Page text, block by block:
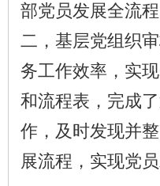
部党员发展全流
二，基层党组织
务工作效率，实
和流程表，完成
作，及时发现并
展流程，实现党